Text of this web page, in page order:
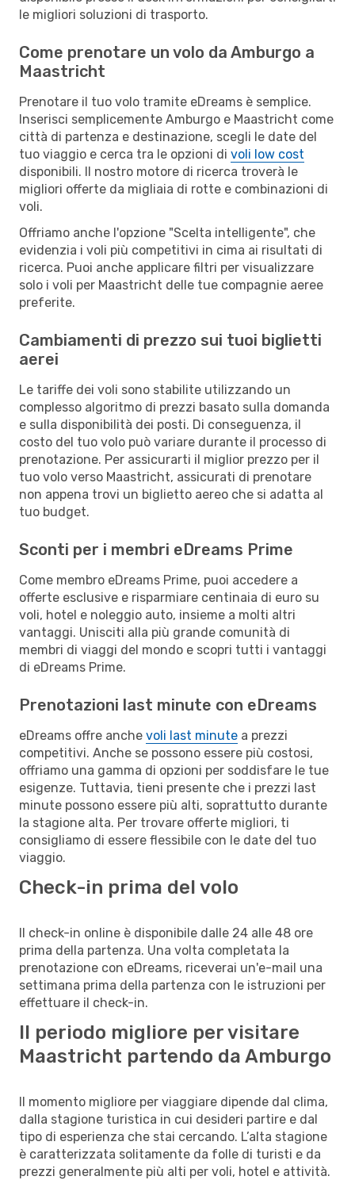
le migliori soluzioni di trasporto.
Come prenotare un volo da Amburgo a
Maastricht
Prenotare il tuo volo tramite eDreams è semplice.
Inserisci semplicemente Amburgo e Maastricht come
città di partenza e destinazione, scegli le date del
tuo viaggio e cerca tra le opzioni di voli low cost
disponibili. Il nostro motore di ricerca troverà le
migliori offerte da migliaia di rotte e combinazioni di
voli.
Offriamo anche l'opzione "Scelta intelligente", che
evidenzia i voli più competitivi in cima ai risultati di
ricerca. Puoi anche applicare filtri per visualizzare
solo i voli per Maastricht delle tue compagnie aeree
preferite.
Cambiamenti di prezzo sui tuoi biglietti
aerei
Le tariffe dei voli sono stabilite utilizzando un
complesso algoritmo di prezzi basato sulla domanda
e sulla disponibilità dei posti. Di conseguenza, il
costo del tuo volo può variare durante il processo di
prenotazione. Per assicurarti il miglior prezzo per il
tuo volo verso Maastricht, assicurati di prenotare
non appena trovi un biglietto aereo che si adatta al
tuo budget.
Sconti per i membri eDreams Prime
Come membro eDreams Prime, puoi accedere a
offerte esclusive e risparmiare centinaia di euro su
voli, hotel e noleggio auto, insieme a molti altri
vantaggi. Unisciti alla più grande comunità di
membri di viaggi del mondo e scopri tutti i vantaggi
di eDreams Prime.
Prenotazioni last minute con eDreams
eDreams offre anche voli last minute a prezzi
competitivi. Anche se possono essere più costosi,
offriamo una gamma di opzioni per soddisfare le tue
esigenze. Tuttavia, tieni presente che i prezzi last
minute possono essere più alti, soprattutto durante
la stagione alta. Per trovare offerte migliori, ti
consigliamo di essere flessibile con le date del tuo
viaggio.
Check-in prima del volo
Il check-in online è disponibile dalle 24 alle 48 ore
prima della partenza. Una volta completata la
prenotazione con eDreams, riceverai un'e-mail una
settimana prima della partenza con le istruzioni per
effettuare il check-in.
Il periodo migliore per visitare
Maastricht partendo da Amburgo
Il momento migliore per viaggiare dipende dal clima,
dalla stagione turistica in cui desideri partire e dal
tipo di esperienza che stai cercando. L’alta stagione
è caratterizzata solitamente da folle di turisti e da
prezzi generalmente più alti per voli, hotel e attività.